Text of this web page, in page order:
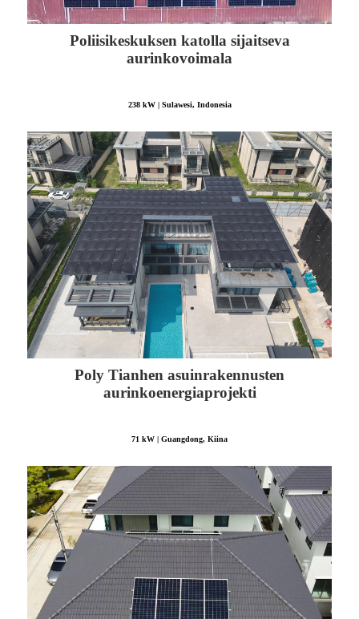
Poliisikeskuksen katolla sijaitseva
aurinkovoimala
238 kW | Sulawesi, Indonesia
Poly Tianhen asuinrakennusten
aurinkoenergiaprojekti
71 kW | Guangdong, Kiina